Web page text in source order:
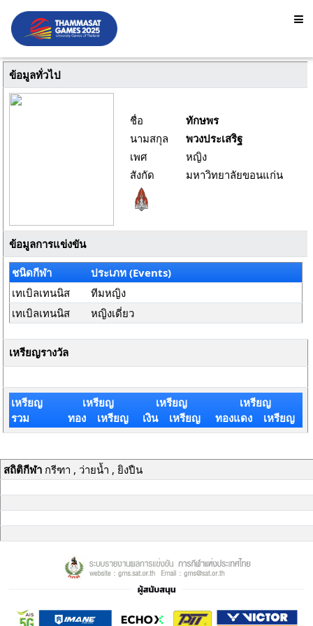
ข้อมูลทั่วไป
ชื่อ
ทักษพร
นามสกุล
พวงประเสริฐ
เพศ
หญิง
สังกัด
มหาวิทยาลัยขอนแก่น
ข้อมูลการแข่งขัน
ชนิดกีฬา
ประเภท (Events)
เทเบิลเทนนิส
ทีมหญิง
เทเบิลเทนนิส
หญิงเดี่ยว
เหรียญรางวัล
เหรียญ
รวม
เหรียญ
ทอง เหรียญ
เหรียญ
เงิน เหรียญ
เหรียญ
ทองแดง เหรียญ
สถิติกีฬากรีฑา , ว่ายน้ำ , ยิงปืน